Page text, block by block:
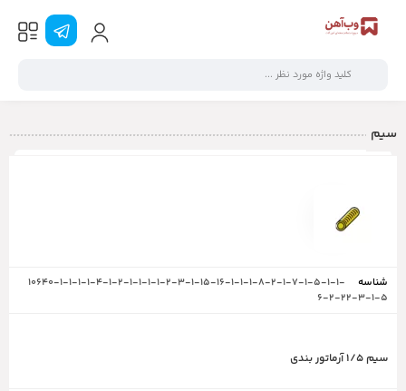
سیم
10640-1-1-1-1-4-1-2-1-1-1-1-2-3-1-15-16-1-1-1-8-2-1-7-1-5-1-1-
6-2-22-3-1-5
سیم ۱/۵ آرماتور بندی